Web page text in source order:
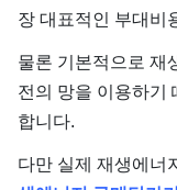
장 대표적인 부대비
물론 기본적으로 재
전의 망을 이용하기
합니다.
다만 실제 재생에너